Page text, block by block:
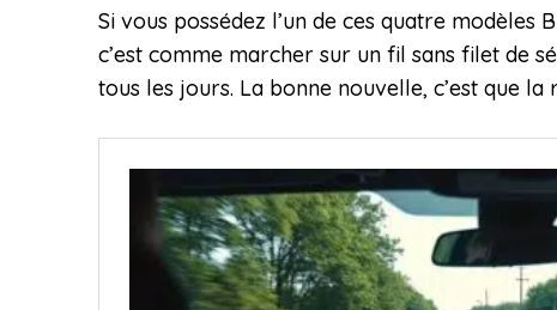
Si vous possédez l’un de ces quatre
c’est comme marcher sur un fil sans filet de
tous les jours. La bonne nouvelle, c’est que